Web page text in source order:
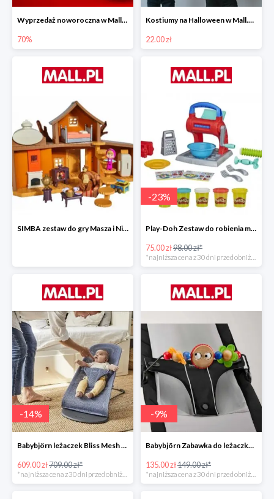
Wyprzedaż noworoczna w Mall.pl do -70%
70%
Kostiumy na Halloween w Mall.pl od 22 zł
22.00 zł
SIMBA zestaw do gry Masza i Niedźwiedź - Duży dom Maszy -15%
-23%
Play-Doh Zestaw do robienia makaronów -23%
75.00 zł98.00 zł*
-14%
Babybjörn leżaczek Bliss Mesh State Blue
609.00 zł709.00 zł*
*najniższa cena z 30 dni przed obniżką
-9%
Babybjörn Zabawka do leżaczka Balance
135.00 zł149.00 zł*
*najniższa cena z 30 dni przed obniżką